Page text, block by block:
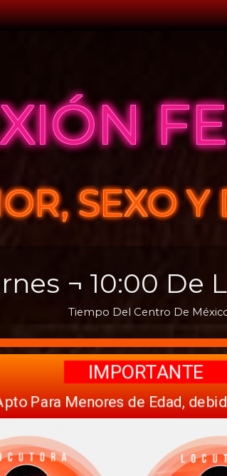
SEXO Y
¬ 10:00 De
Tiempo Del Centro De
IMPORTANTE
Para Menores de Edad,